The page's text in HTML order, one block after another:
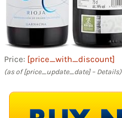
Price: [price_with_discount]
(as of [price_update_date] – Details)